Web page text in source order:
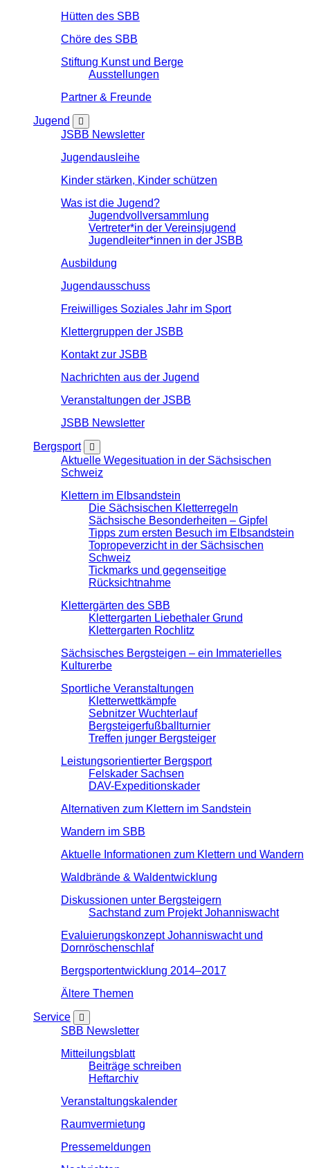
Hütten des SBB
Chöre des SBB
Stiftung Kunst und Berge
Ausstellungen
Partner & Freunde
Jugend
JSBB Newsletter
Jugendausleihe
Kinder stärken, Kinder schützen
Was ist die Jugend?
Jugendvollversammlung
Vertreter*in der Vereinsjugend
Jugendleiter*innen in der JSBB
Ausbildung
Jugendausschuss
Freiwilliges Soziales Jahr im Sport
Klettergruppen der JSBB
Kontakt zur JSBB
Nachrichten aus der Jugend
Veranstaltungen der JSBB
JSBB Newsletter
Bergsport
Aktuelle Wegesituation in der Sächsischen
Schweiz
Klettern im Elbsandstein
Die Sächsischen Kletterregeln
Sächsische Besonderheiten – Gipfel
Tipps zum ersten Besuch im Elbsandstein
Topropeverzicht in der Sächsischen
Schweiz
Tickmarks und gegenseitige
Rücksichtnahme
Klettergärten des SBB
Klettergarten Liebethaler Grund
Klettergarten Rochlitz
Sächsisches Bergsteigen – ein Immaterielles
Kulturerbe
Sportliche Veranstaltungen
Kletterwettkämpfe
Sebnitzer Wuchterlauf
Bergsteigerfußballturnier
Treffen junger Bergsteiger
Leistungsorientierter Bergsport
Felskader Sachsen
DAV-Expeditionskader
Alternativen zum Klettern im Sandstein
Wandern im SBB
Aktuelle Informationen zum Klettern und Wandern
Waldbrände & Waldentwicklung
Diskussionen unter Bergsteigern
Sachstand zum Projekt Johanniswacht
Evaluierungskonzept Johanniswacht und
Dornröschenschlaf
Bergsportentwicklung 2014–2017
Ältere Themen
Service
SBB Newsletter
Mitteilungsblatt
Beiträge schreiben
Heftarchiv
Veranstaltungskalender
Raumvermietung
Pressemeldungen